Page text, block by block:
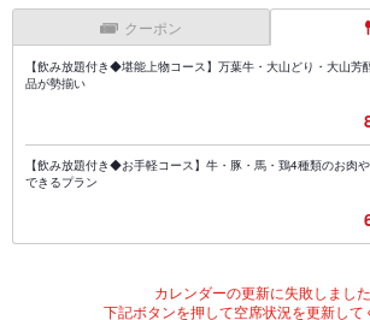
クーポン
【飲み放題付き◆堪能上物コース】万葉牛・大山どり・大山芳
品が勢揃い
【飲み放題付き◆お手軽コース】牛・豚・馬・鶏4種類のお肉
できるプラン
カレンダーの更新に失敗しました
下記ボタンを押して空席状況を更新して